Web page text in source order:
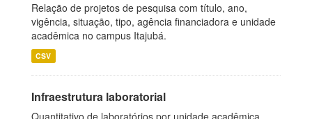
Relação de projetos de pesquisa com título, ano,
vigência, situação, tipo, agência financiadora e unidade
acadêmica no campus Itajubá.
CSV
Infraestrutura laboratorial
Quantitativo de laboratórios por unidade acadêmica